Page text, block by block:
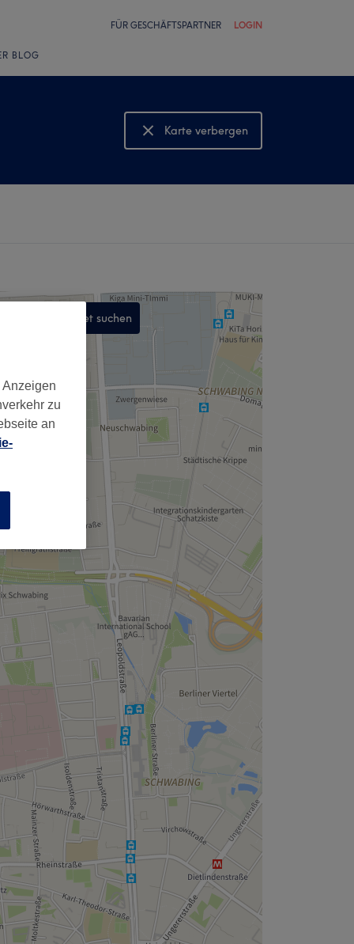
FÜR GESCHÄFTSPARTNER LOGIN
BLOG
Karte verbergen
Karte anzeigen
In diesem Gebiet suchen
zu
an